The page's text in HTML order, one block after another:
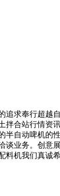
求奉行超越
拌合站行情资
半自动啤机的
谈业务。创意
料机我们真诚